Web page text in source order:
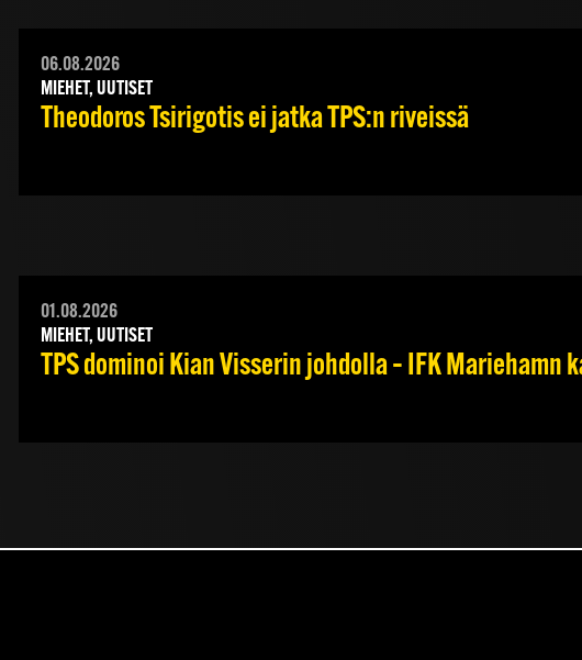
06.08.2026
MIEHET, UUTISET
Theodoros Tsirigotis ei jatka TPS:n riveissä
01.08.2026
MIEHET, UUTISET
TPS dominoi Kian Visserin johdolla – IFK Mariehamn